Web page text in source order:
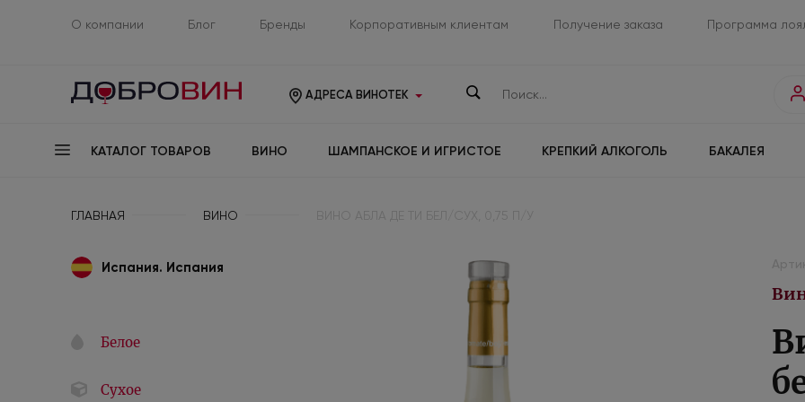
О компании Блог Бренды Корпоративным клиентам Получение заказа Программа
АДРЕСА ВИНОТЕК
КАТАЛОГ ТОВАРОВ ВИНО ШАМПАНСКОЕ И ИГРИСТОЕ КРЕПКИЙ АЛКОГОЛЬ БАКАЛЕЯ
ГЛАВНАЯ ВИНО
Испания. Испания
Белое
Сухое